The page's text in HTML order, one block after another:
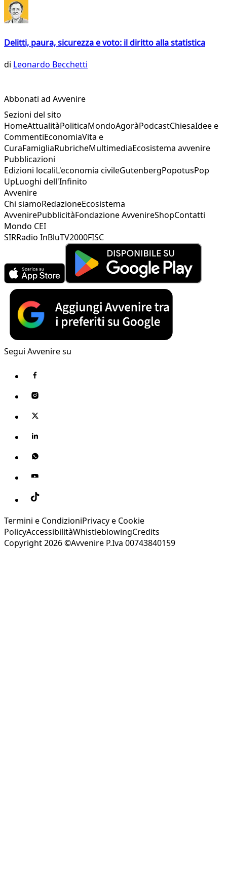
Delitti, paura, sicurezza e voto: il diritto alla statistica
di Leonardo Becchetti
Abbonati ad Avvenire
Sezioni del sito
HomeAttualitàPoliticaMondoAgoràPodcastChiesaIdee e
CommentiEconomiaVita e
CuraFamigliaRubricheMultimediaEcosistema avvenire
Pubblicazioni
Edizioni localiL'economia civileGutenbergPopotusPop
UpLuoghi dell'Infinito
Avvenire
Chi siamoRedazioneEcosistema
AvvenirePubblicitàFondazione AvvenireShopContatti
Mondo CEI
SIRRadio InBluTV2000FISC
Segui Avvenire su
Termini e CondizioniPrivacy e Cookie
PolicyAccessibilitàWhistleblowingCredits
Copyright 2026 ©Avvenire P.Iva 00743840159